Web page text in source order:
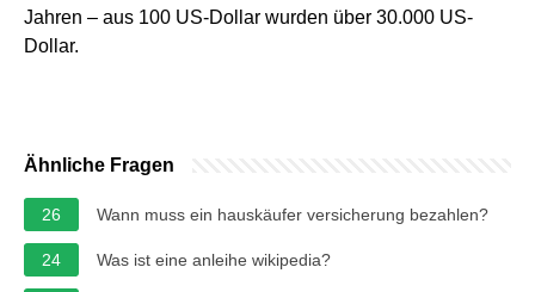
Jahren – aus 100 US-Dollar wurden über 30.000 US-
Dollar.
Ähnliche Fragen
26 Wann muss ein hauskäufer versicherung bezahlen?
24 Was ist eine anleihe wikipedia?